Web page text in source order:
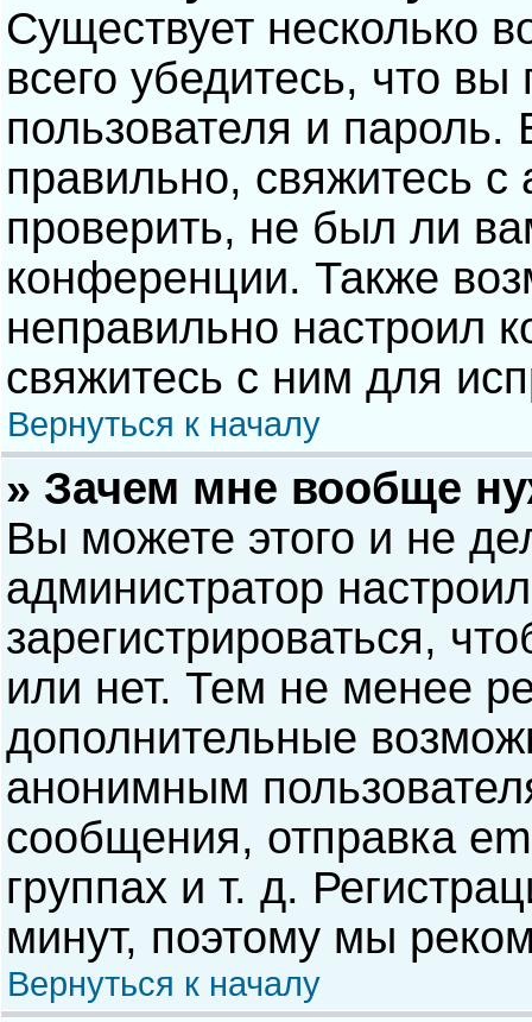
Существует несколько
всего убедитесь, что
пользователя и
правильно, свяжитесь
проверить, не был ли
конференции. Также
неправильно настроил
свяжитесь с ним для
Вернуться к началу
» Зачем мне вообще
Вы можете этого и не
администратор
зарегистрироваться,
или нет. Тем не менее
дополнительные
анонимным
сообщения, отправка
группах и т. д.
минут, поэтому мы
Вернуться к началу